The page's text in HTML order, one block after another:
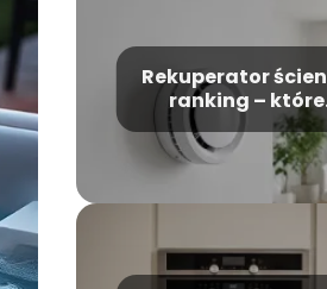
Rekuperator
ranking – które
modele warto
wybrać?